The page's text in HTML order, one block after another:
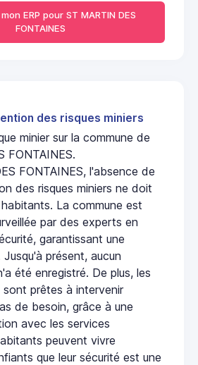
ERP pour ST MARTIN DES
FONTAINES
des risques miniers
minier sur la commune de
FONTAINES.
FONTAINES, l'absence de
des risques miniers ne doit
La commune est
par des experts en
garantissant une
présent, aucun
été enregistré. De plus, les
prêtes à intervenir
de besoin, grâce à une
avec les services
peuvent vivre
que leur sécurité est une